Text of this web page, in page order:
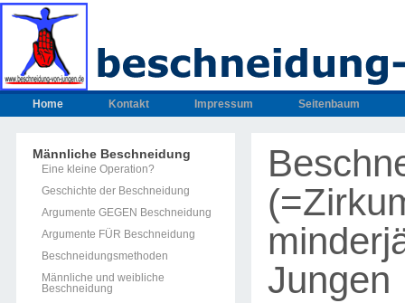
Home Kontakt Impressum Seitenbaum
Männliche Beschneidung
Eine kleine Operation?
Geschichte der Beschneidung
Argumente GEGEN Beschneidung
Argumente FÜR Beschneidung
Beschneidungsmethoden
Männliche und weibliche
Beschneidung
Jungen